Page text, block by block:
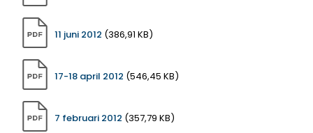
11 juni 2012 (386,91 KB)
17-18 april 2012 (546,45 KB)
7 februari 2012 (357,79 KB)